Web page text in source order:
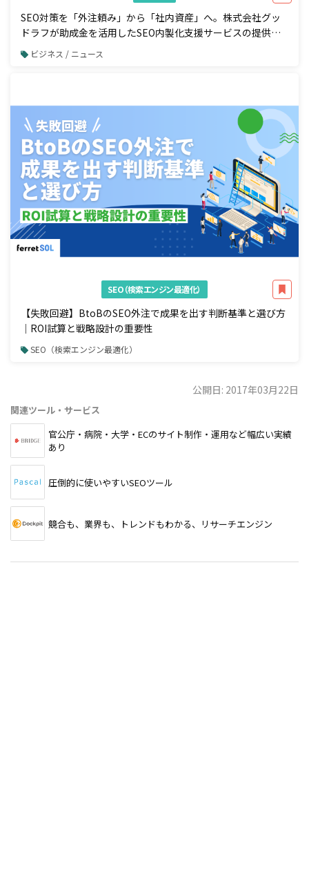
SEO対策を「外注頼み」から「社内資産」へ。株式会社グッ
ドラフが助成金を活用したSEO内製化支援サービスの提供を
開始ビジネス / ニュース
SEO（検索エンジン最適化）
【失敗回避】BtoBのSEO外注で成果を出す判断基準と選び方
｜ROI試算と戦略設計の重要性
SEO（検索エンジン最適化）
公開日: 2017年03月22日
関連ツール・サービス
官公庁・病院・大学・ECのサイト制作・運用など幅広い実績
あり
圧倒的に使いやすいSEOツール
競合も、業界も、トレンドもわかる、リサーチエンジン